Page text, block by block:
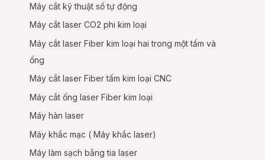
Máy cắt kỹ thuật số tự động
Máy cắt laser CO2 phi kim loại
Máy cắt laser Fiber kim loại hai trong một tấm và
ống
Máy cắt laser Fiber tấm kim loại CNC
Máy cắt ống laser Fiber kim loại
Máy hàn laser
Máy khắc mạc ( Máy khắc laser)
Máy làm sạch bằng tia laser